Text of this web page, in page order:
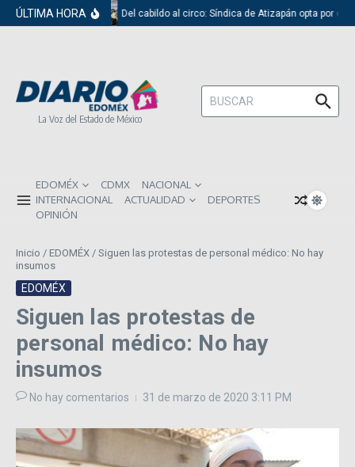
Saltar al contenido
ÚLTIMA HORA Del cabildo al circo: Síndica de Atizapán opta por el
La Voz del Estado de México
Buscar:
EDOMÉX CDMX
NACIONAL
INTERNACIONAL
ACTUALIDAD
DEPORTES
OPINIÓN
Inicio / EDOMÉX / Siguen las protestas de personal médico: No hay
insumos
EDOMÉX
Siguen las protestas de
personal médico: No hay
insumos
No hay comentarios 31 de marzo de 2020 3:11 PM